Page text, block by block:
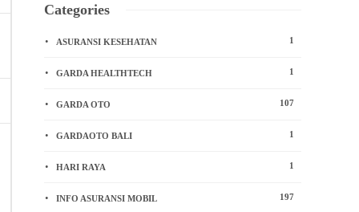
Categories
ASURANSI KESEHATAN 1
GARDA HEALTHTECH 1
GARDA OTO 107
GARDAOTO BALI 1
HARI RAYA 1
INFO ASURANSI MOBIL 197